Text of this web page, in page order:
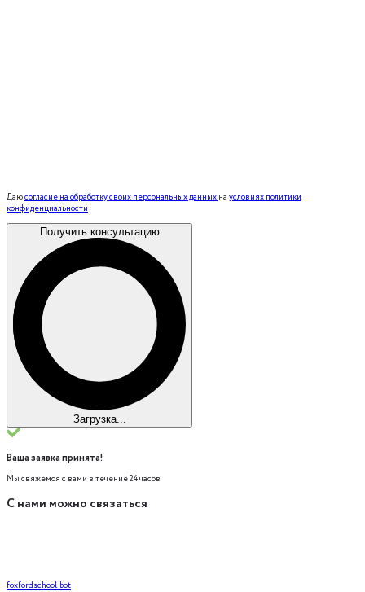
Даюсогласие на обработку своих персональных данных на условиях политики
конфиденциальности
Получить консультацию
Загрузка...
Ваша заявка принята!
Мы свяжемся с вами в течение 24 часов
С нами можно связаться
foxfordschool_bot